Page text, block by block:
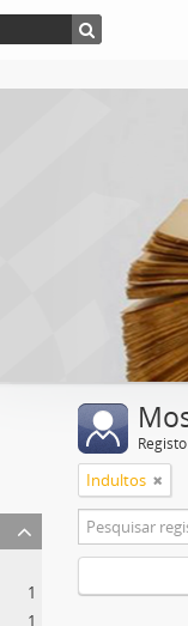
1
1
Indultos